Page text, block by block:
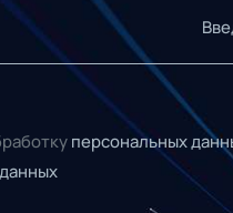
персональных